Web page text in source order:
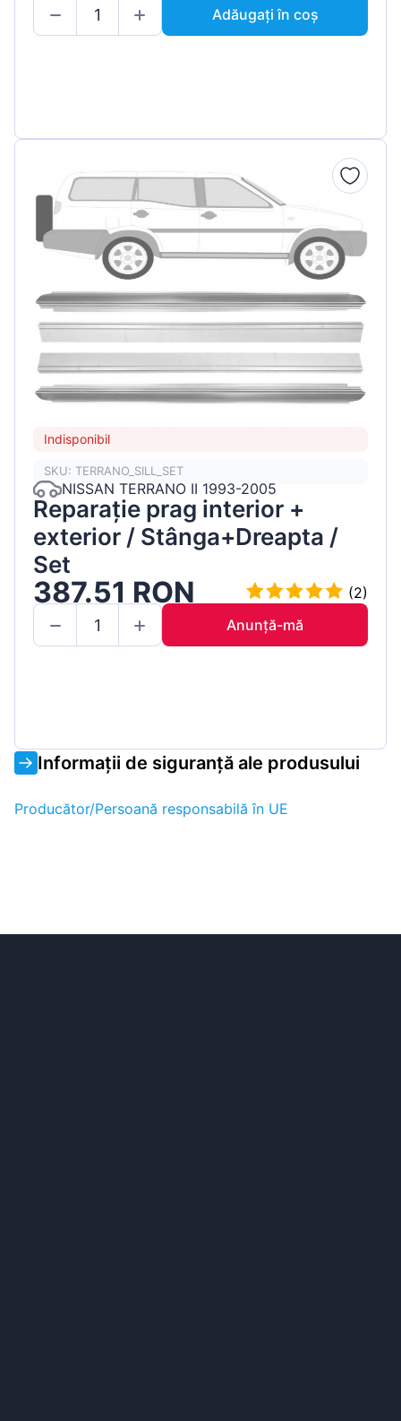
Adăugați în coș
Indisponibil
SKU: TERRANO_SILL_SET
NISSAN TERRANO II 1993-2005
Reparație prag interior +
exterior / Stânga+Dreapta /
Set
387.51 RON
(2)
Anunță-mă
Informații de siguranță ale produsului
Producător/Persoană responsabilă în UE